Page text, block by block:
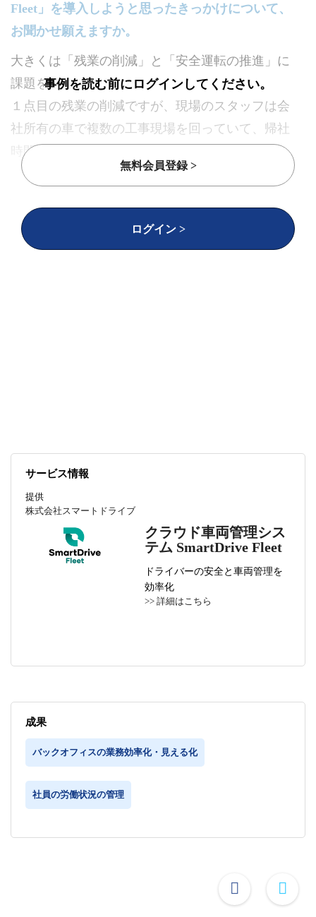
Fleet」を導入しようと思ったきっかけについて、
お聞かせ願えますか。
大きくは「残業の削減」と「安全運転の推進」に
課題を感じていました。
１点目の残業の削減ですが、現場のスタッフは会
社所有の車で複数の工事現場を回っていて、帰社
時間が遅いことが多かったのです。残業を減らし
たいという思いはあっても、そもそも効率よく現
２点目の安全運転を推進は、ドライバーに対して
事例を読む前にログインしてください。
無料会員登録 >
ログイン >
サービス情報
提供
株式会社スマートドライブ
クラウド車両管理シス
テム SmartDrive Fleet
ドライバーの安全と車両管理を
効率化
>> 詳細はこちら
成果
バックオフィスの業務効率化・見える化
社員の労働状況の管理